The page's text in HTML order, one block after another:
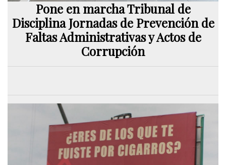
Pone en marcha Tribunal de
Disciplina Jornadas de Prevención de
Faltas Administrativas y Actos de
Corrupción